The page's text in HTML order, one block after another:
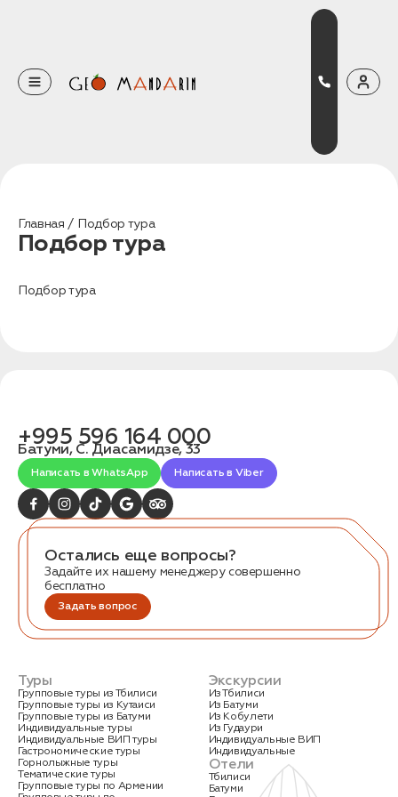
Главная Подбор тура
Подбор тура
Подбор тура
+995 596 164 000
Батуми, С. Диасамидзе, 33
Написать в WhatsApp Написать в Viber
Остались еще вопросы?
Задайте их нашему менеджеру совершенно
бесплатно
Задать вопрос
Туры
Групповые туры из Тбилиси
Групповые туры из Кутаиси
Групповые туры из Батуми
Индивидуальные туры
Индивидуальные ВИП туры
Гастрономические туры
Горнолыжные туры
Тематические туры
Групповые туры по Армении
Экскурсии
Из Тбилиси
Из Батуми
Из Кобулети
Из Гудаури
Индивидуальные ВИП
Индивидуальные
Отели
Тбилиси
Батуми
Оставьте свои данные
Наш менеджер скоро свяжется с вами
Нажимая на кнопку, вы соглашаетесь с условиями
Кол-во человек:0
Оставить заявку
Нажимая на кнопку, вы соглашаетесь с условиями
1. Выберите нужный автомобиль
2. Заполните форму